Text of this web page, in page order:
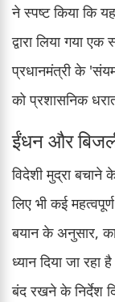
ने स्पष्ट किया कि
द्वारा लिया गया
प्रधानमंत्री के
को प्रशासनिक
ईंधन और
विदेशी मुद्रा
लिए भी कई
बयान के अनुसार,
ध्यान दिया जा
बंद रखने के निर्देश